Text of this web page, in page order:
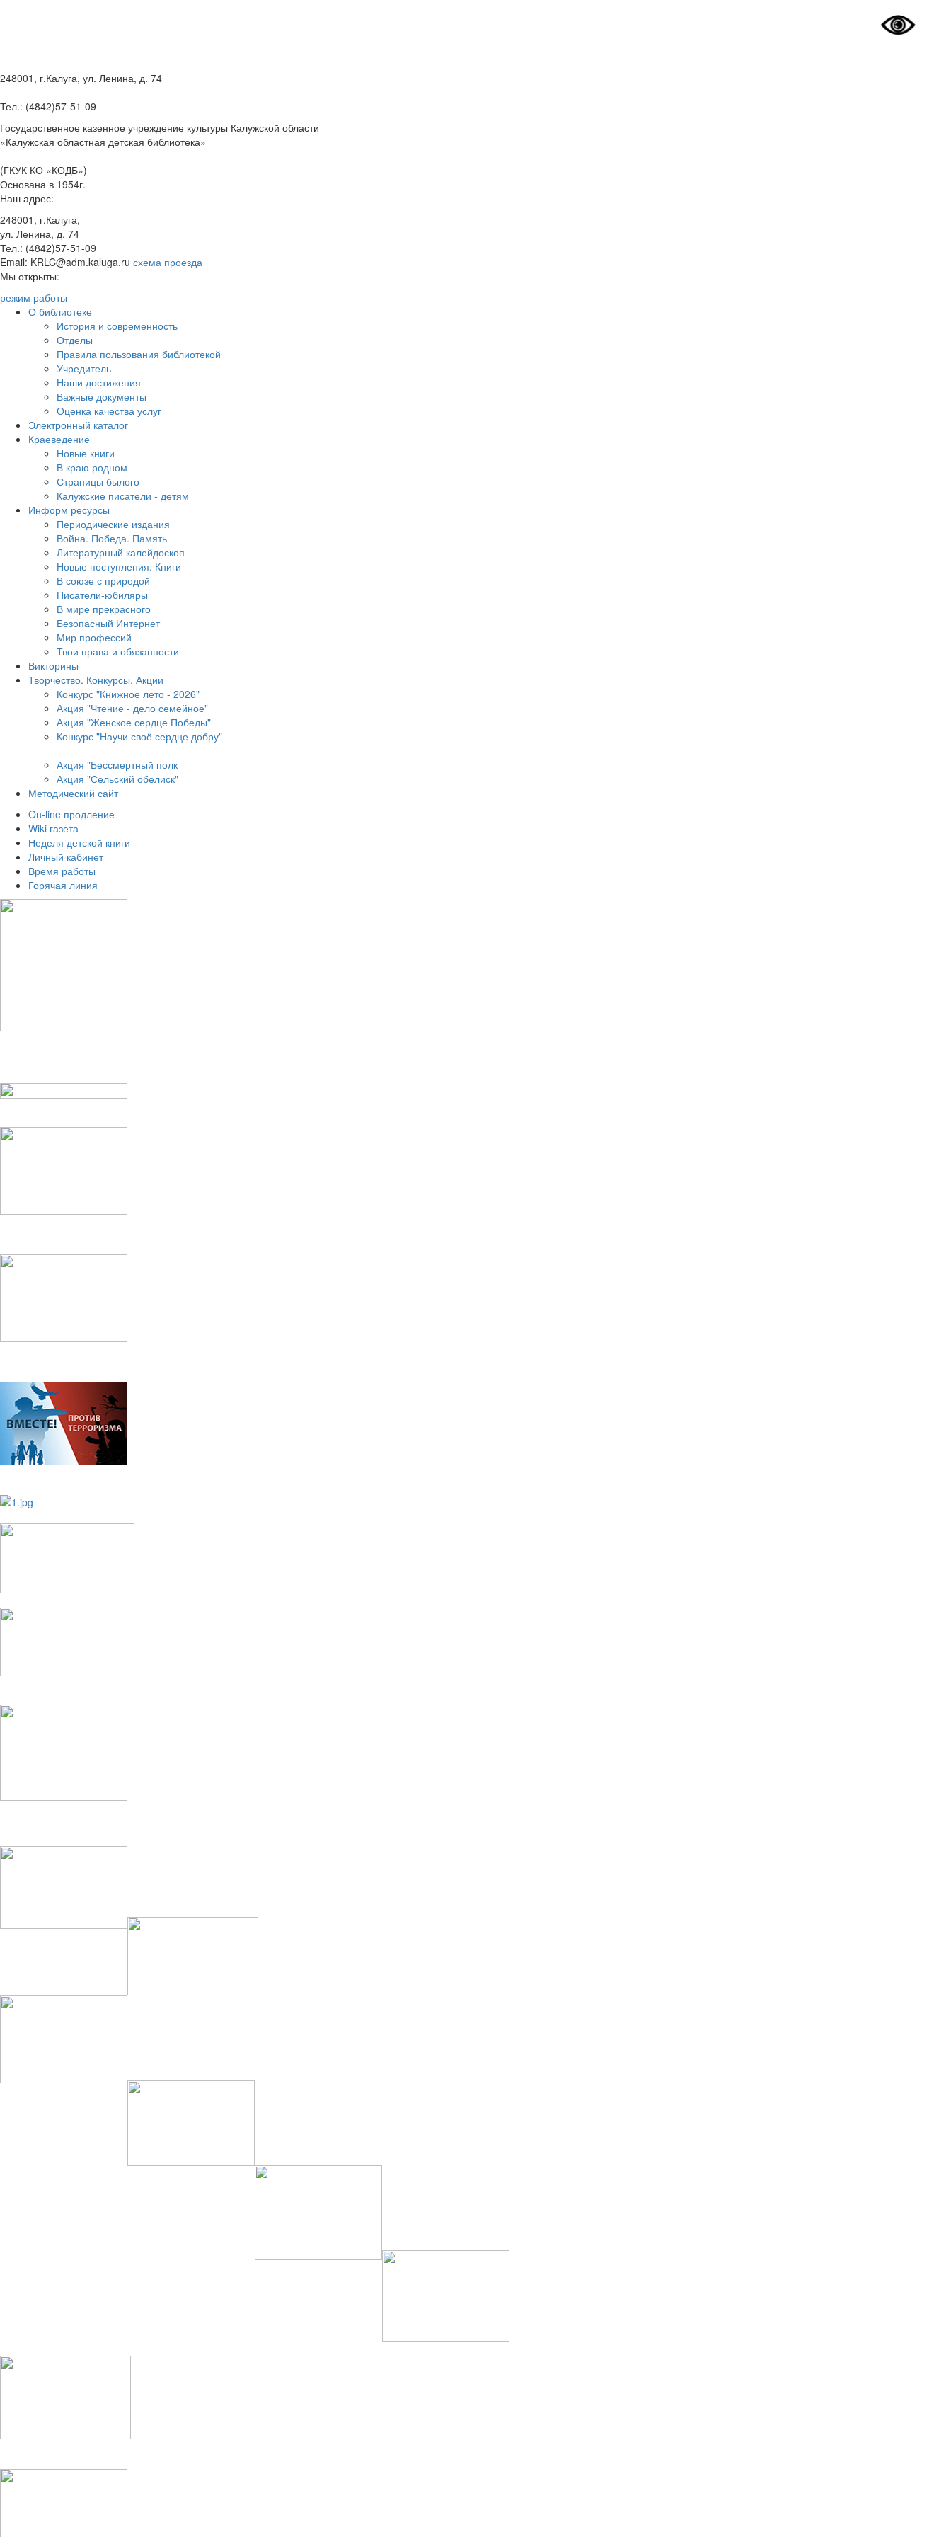
248001, г.Калуга, ул. Ленина, д. 74
Тел.: (4842)57-51-09
Государственное казенное учреждение культуры Калужской области
«Калужская областная детская библиотека»
(ГКУК КО «КОДБ»)
Основана в 1954г.
Наш адрес:
248001, г.Калуга,
ул. Ленина, д. 74
Тел.: (4842)57-51-09
Email: KRLC@adm.kaluga.ru схема проезда
Мы открыты:
режим работы
О библиотеке
История и современность
Отделы
Правила пользования библиотекой
Учредитель
Наши достижения
Важные документы
Оценка качества услуг
Электронный каталог
Краеведение
Новые книги
В краю родном
Страницы былого
Калужские писатели - детям
Информ ресурсы
Периодические издания
Война. Победа. Память
Литературный калейдоскоп
Новые поступления. Книги
В союзе с природой
Писатели-юбиляры
В мире прекрасного
Безопасный Интернет
Мир профессий
Твои права и обязанности
Викторины
Творчество. Конкурсы. Акции
Конкурс "Книжное лето - 2026"
Акция "Чтение - дело семейное"
Акция "Женское сердце Победы"
Конкурс "Научи своё сердце добру"
Акция "Бессмертный полк
Акция "Сельский обелиск"
Методический сайт
On-line продление
Wiki газета
Неделя детской книги
Личный кабинет
Время работы
Горячая линия